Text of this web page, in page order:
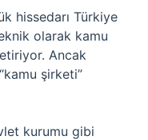
hissedarı Türkiye
olarak kamu
Ancak
şirketi”
kurumu gibi